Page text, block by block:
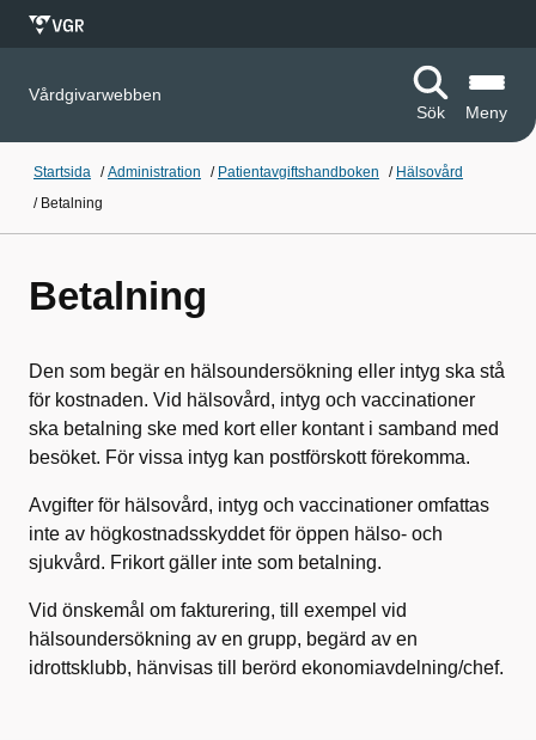
Vårdgivarwebben
Sök
Meny
Startsida /Administration / Patientavgiftshandboken / Hälsovård
/ Betalning
Betalning
Den som begär en hälsoundersökning eller intyg ska stå
för kostnaden. Vid hälsovård, intyg och vaccinationer
ska betalning ske med kort eller kontant i samband med
besöket. För vissa intyg kan postförskott förekomma.
Avgifter för hälsovård, intyg och vaccinationer omfattas
inte av högkostnadsskyddet för öppen hälso- och
sjukvård. Frikort gäller inte som betalning.
Vid önskemål om fakturering, till exempel vid
hälsoundersökning av en grupp, begärd av en
idrottsklubb, hänvisas till berörd ekonomiavdelning/chef.